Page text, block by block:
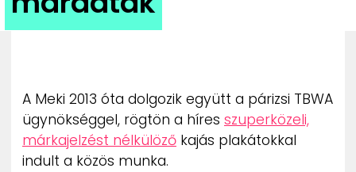
ZENE
ADATKEZELÉSI TÁJÉKOZTATÓ
A Meki 2013 óta dolgozik együtt a párizsi TBWA
ügynökséggel, rögtön a híres szuperközeli,
márkajelzést nélkülöző kajás plakátokkal
indult a közös munka.